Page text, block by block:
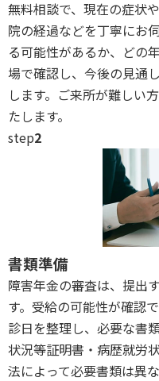
無料相談で、現在の症状
院の経過などを丁寧にお
る可能性があるか、どの
場で確認し、今後の見通
します。ご来所が難しい
たします。
step2
書類準備
障害年金の審査は、提出
す。受給の可能性が確認
診日を整理し、必要な書
状況等証明書・病歴就労
法によって必要書類は異